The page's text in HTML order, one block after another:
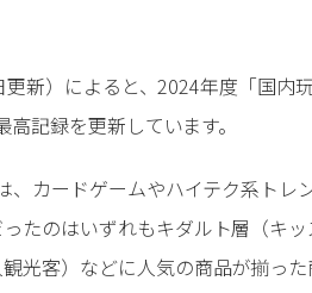
新）によると、2024年度「国内
高記録を更新しています。
カードゲームやハイテク系トレ
たのはいずれもキダルト層（キ
光客）などに人気の商品が揃っ